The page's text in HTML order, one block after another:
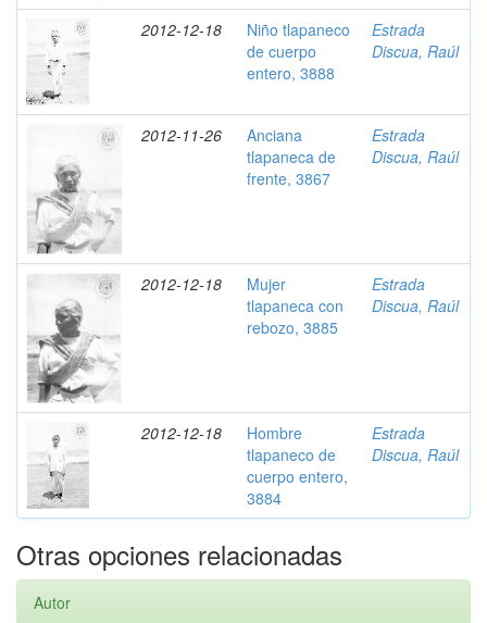
2012-12-18
Niño tlapaneco
de cuerpo
entero, 3888
Estrada
Discua, Raúl
2012-11-26
Anciana
tlapaneca de
frente, 3867
Estrada
Discua, Raúl
2012-12-18
Mujer
tlapaneca con
rebozo, 3885
Estrada
Discua, Raúl
2012-12-18
Hombre
tlapaneco de
cuerpo entero,
3884
Estrada
Discua, Raúl
Otras opciones relacionadas
Autor